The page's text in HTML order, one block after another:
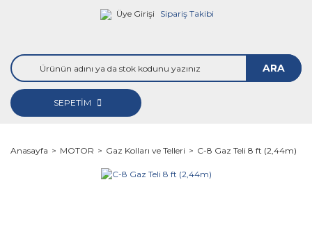
Üye Girişi Sipariş Takibi
ARA
SEPETİM
Anasayfa MOTOR Gaz Kolları ve Telleri C-8 Gaz Teli 8 ft (2,44m)